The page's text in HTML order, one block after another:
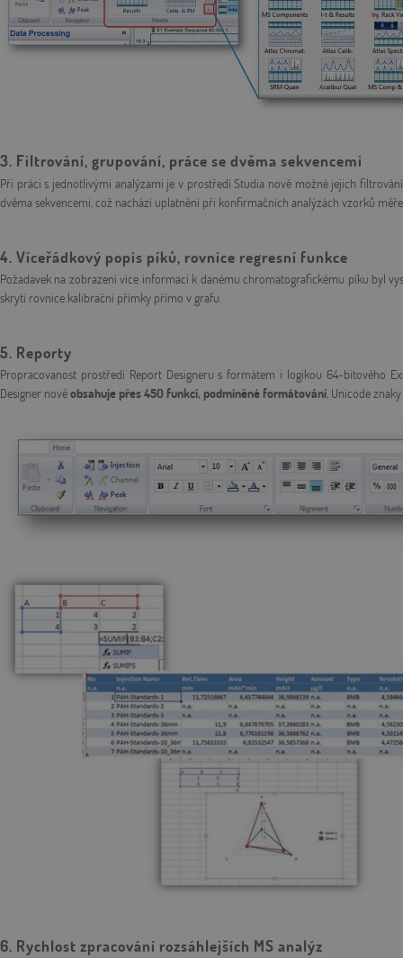
3. Filtrování, grupování, práce se dvěma sekvencemi
Při práci s jednotlivými analýzami je v prostředí Studia nově možné jejich
dvěma sekvencemi, což nachází uplatnění při konfirmačních analýzách vzorků
4. Víceřádkový popis píků, rovnice regresní funkce
Požadavek na zobrazení více informací k danému chromatografickému píku byl
skrytí rovnice kalibrační přímky přímo v grafu.
5. Reporty
Propracovanost prostředí Report Designeru s formátem i logikou 64-bitového
Designer nověobsahuje přes 450 funkcí, podmíněné formátování, Unicode
6. Rychlost zpracování rozsáhlejších MS analýz